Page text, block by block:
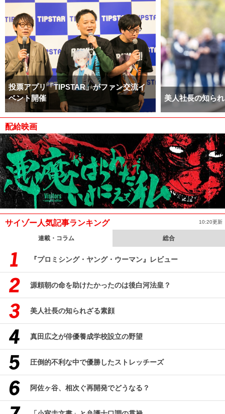
投票アプリ「TIPSTAR」がファン交流イ
ベント開催
美人社長の知ら
配給映画
サイゾー人気記事ランキング 10:20更新
連載・コラム 総合
『プロミシング・ヤング・ウーマン』レビュー
源頼朝の命を助けたかったのは後白河法皇？
美人社長の知られざる素顔
真田広之が俳優養成学校設立の野望
圧倒的不利な中で優勝したストレッチーズ
阿佐ヶ谷、相次ぐ再開発でどうなる？